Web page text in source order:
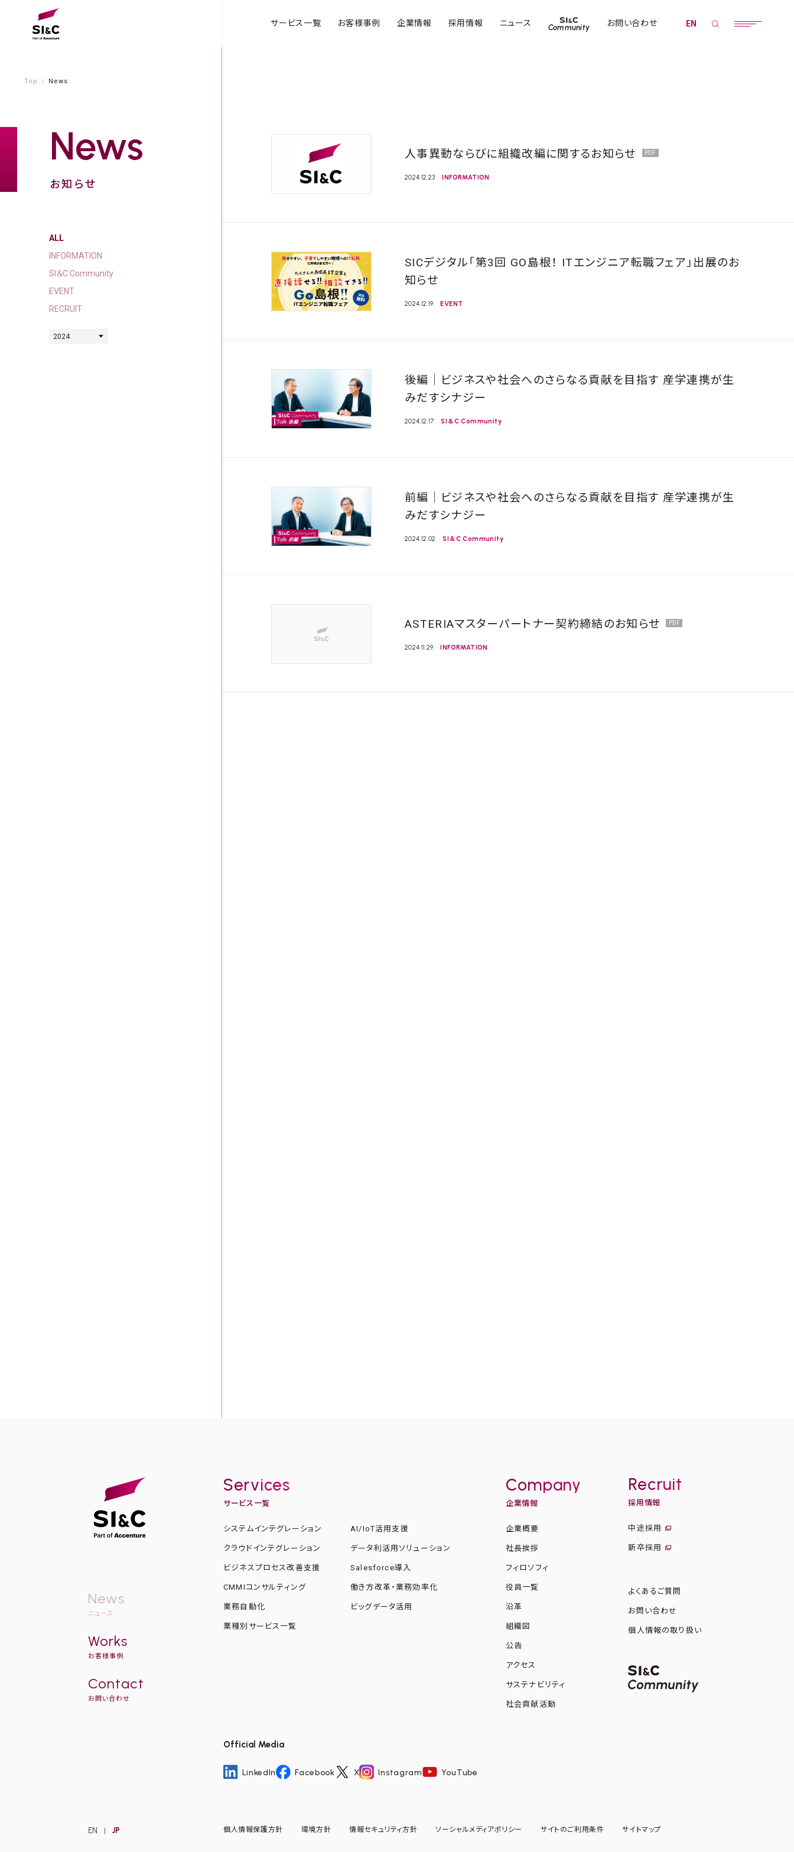
サービス一覧 お客様事例 企業情報 採用情報 ニュース Community お問い合わせ EN
News
お知らせ
ALL
INFORMATION
SI＆C Community
EVENT
RECRUIT
2024
人事異動ならびに組織改編に関するお知らせ
2024.12.23 INFORMATION
SICデジタル「第3回 GO島根！ ITエンジニア転職フェア」出展のお
知らせ
2024.12.19 EVENT
後編｜ビジネスや社会へのさらなる貢献を目指す 産学連携が生
みだすシナジー
2024.12.17 SI＆C Community
前編｜ビジネスや社会へのさらなる貢献を目指す 産学連携が生
みだすシナジー
2024.12.02 SI＆C Community
ASTERIAマスターパートナー契約締結のお知らせ
2024.11.29 INFORMATION
Top News
News
ニュース
Works
お客様事例
Contact
お問い合わせ
EN JP
Services
サービス一覧
システムインテグレーション AI/IoT活用支援
クラウドインテグレーション データ利活用ソリューション
ビジネスプロセス改善支援 Salesforce導入
CMMIコンサルティング 働き方改革・業務効率化
業務自動化 ビッグデータ活用
業種別サービス一覧
Company
企業情報
企業概要
社長挨拶
フィロソフィ
役員一覧
沿革
組織図
公告
アクセス
サステナビリティ
社会貢献活動
Recruit
採用情報
中途採用
新卒採用
よくあるご質問
お問い合わせ
個人情報の取り扱い
Official Media
LinkedIn Facebook X Instagram YouTube
個人情報保護方針 環境方針 情報セキュリティ方針 ソーシャルメディアポリシー サイトのご利用条件 サイトマップ